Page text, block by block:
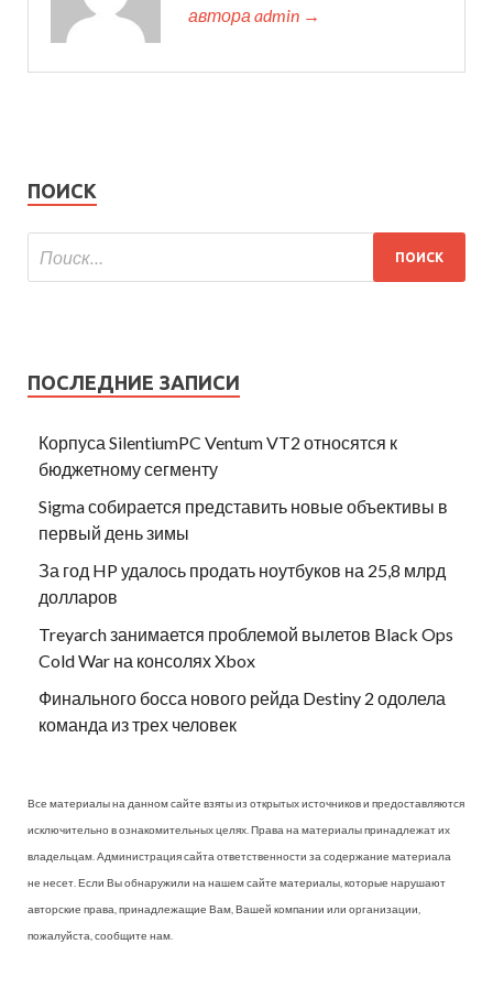
автора admin →
ПОИСК
ПОСЛЕДНИЕ ЗАПИСИ
Корпуса SilentiumPC Ventum VT2 относятся к
бюджетному сегменту
Sigma собирается представить новые объективы в
первый день зимы
За год HP удалось продать ноутбуков на 25,8 млрд
долларов
Treyarch занимается проблемой вылетов Black Ops
Cold War на консолях Xbox
Финального босса нового рейда Destiny 2 одолела
команда из трех человек
Все материалы на данном сайте взяты из открытых источников и предоставляются
исключительно в ознакомительных целях. Права на материалы принадлежат их
владельцам. Администрация сайта ответственности за содержание материала
не несет. Если Вы обнаружили на нашем сайте материалы, которые нарушают
авторские права, принадлежащие Вам, Вашей компании или организации,
пожалуйста, сообщите нам.